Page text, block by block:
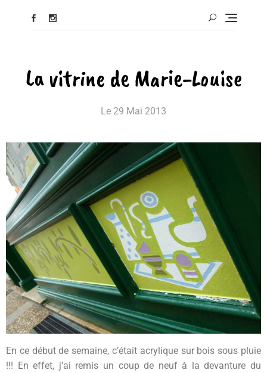
La vitrine de Marie-Louise
Le 29 Mai 2013
En ce début de semaine, c’était acrylique sur bois sous pluie
!!! En effet, j’ai remis un coup de neuf à la devanture du